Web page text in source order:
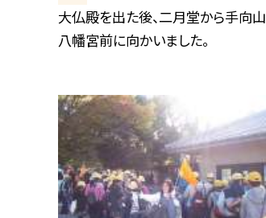
大仏殿を出た後、二月堂から手向山
八幡宮前に向かいました。